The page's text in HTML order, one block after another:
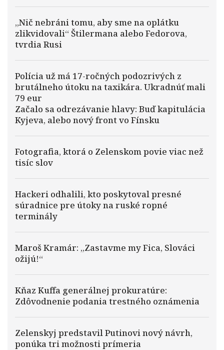
„Nič nebráni tomu, aby sme na oplátku
zlikvidovali“ Štilermana alebo Fedorova,
tvrdia Rusi
Polícia už má 17-ročných podozrivých z
brutálneho útoku na taxikára. Ukradnúť mali
79 eur
Začalo sa odrezávanie hlavy: Buď kapitulácia
Kyjeva, alebo nový front vo Fínsku
Fotografia, ktorá o Zelenskom povie viac než
tisíc slov
Hackeri odhalili, kto poskytoval presné
súradnice pre útoky na ruské ropné
terminály
Maroš Kramár: „Zastavme my Fica, Slováci
ožijú!“
Kňaz Kuffa generálnej prokuratúre:
Zdôvodnenie podania trestného oznámenia
Zelenskyj predstavil Putinovi nový návrh,
ponúka tri možnosti prímeria